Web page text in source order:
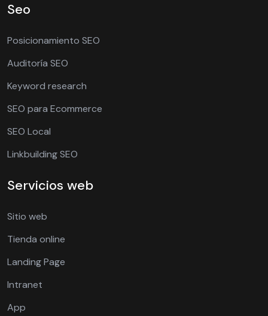
Seo
Posicionamiento SEO
Auditoría SEO
Keyword research
SEO para Ecommerce
SEO Local
Linkbuilding SEO
Servicios web
Sitio web
Tienda online
Landing Page
Intranet
App